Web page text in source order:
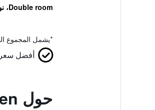
Double room، نوع السرير غير معروف
*يشمل المجموع
أفضل سعر
حول Altes Handelshaus Plauen